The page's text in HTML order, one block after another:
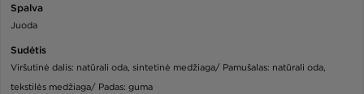
Spalva
Juoda
Sudėtis
Viršutinė dalis: natūrali oda, sintetinė medžiaga/ Pamušalas: natūrali oda,
tekstilės medžiaga/ Padas: guma